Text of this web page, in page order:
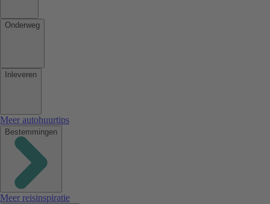
Onderweg
Inleveren
Meer autohuurtips
Bestemmingen
Meer reisinspiratie